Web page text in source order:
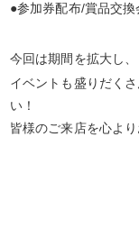
●参加券配布/賞品交
今回は期間を拡大し、
イベントも盛りだく
い！
皆様のご来店を心よ